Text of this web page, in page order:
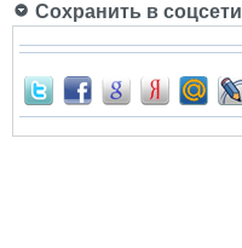
Сохранить в соцсети